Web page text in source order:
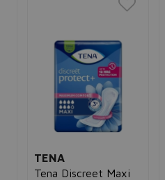
TENA
Tena Discreet Maxi